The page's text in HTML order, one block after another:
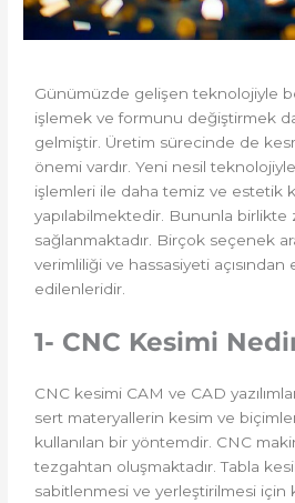
Günümüzde gelişen teknolojiyle
işlemek ve formunu değiştirmek
gelmiştir. Üretim sürecinde de
önemi vardır. Yeni nesil
işlemleri ile daha temiz ve estetik
yapılabilmektedir. Bununla
sağlanmaktadır. Birçok seçenek
verimliliği ve hassasiyeti
edilenleridir.
1- CNC Kesimi
CNC kesimi CAM ve CAD
sert materyallerin kesim ve
kullanılan bir yöntemdir. CNC
tezgahtan oluşmaktadır. Tabla
sabitlenmesi ve yerleştirilmesi için